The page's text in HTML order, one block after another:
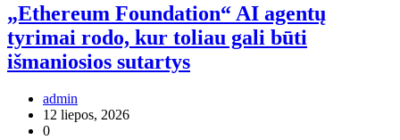
„Ethereum Foundation“ AI agentų
tyrimai rodo, kur toliau gali būti
išmaniosios sutartys
admin
12 liepos, 2026
0